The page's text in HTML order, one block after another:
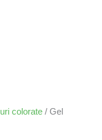
colorate / Gel